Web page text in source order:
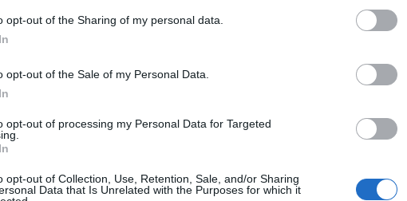
opt-out of the Sharing of my personal data.
opt-out of the Sale of my Personal Data.
opt-out of processing my Personal Data for Targeted
opt-out of Collection, Use, Retention, Sale, and/or Sharing
Data that Is Unrelated with the Purposes for which it
elvégzése
Ez a cikk eredetileg 2019 áprilisában jelent meg a Handball.hu weboldalon.
szabaddobást elvégző csapatot, és B betűvel a labdát nem birtokló…